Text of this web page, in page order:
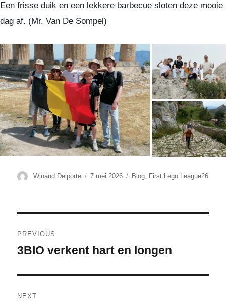
Een frisse duik en een lekkere barbecue sloten deze mooie
dag af. (Mr. Van De Sompel)
Author
Winand Delporte
Posted
7 mei 2026 Categories
Blog, First Lego League26
PREVIOUS
Previous
3BIO verkent hart en longen
NEXT